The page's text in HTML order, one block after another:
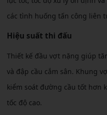
các tình huống tấn công liên
Hiệu suất thi đấu
Thiết kế đầu vợt nặng giúp
và đập cầu cắm sân. Khung
kiểm soát đường cầu tốt hơn
tốc độ cao.